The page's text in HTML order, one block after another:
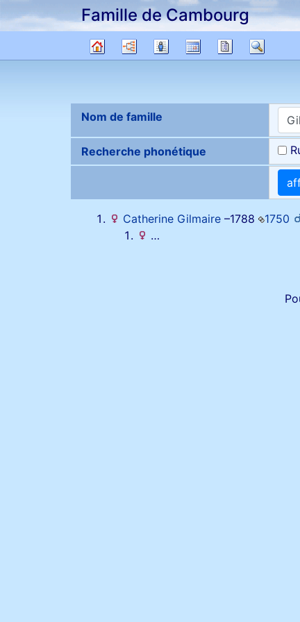
Passer au contenu
Famille de Cambourg
Diagrammes
Listes CalendrierRapports
Nom de famille
Recherche phonétique
Catherine Gilmaire –1788 1750
…